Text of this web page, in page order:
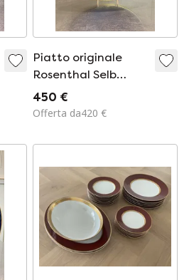
Piatto originale
Rosenthal Selb
Germania – Dipinto
a mano – Vero
Decorazione in oro –
ca. 1957–196
450 €
Offerta da420 €